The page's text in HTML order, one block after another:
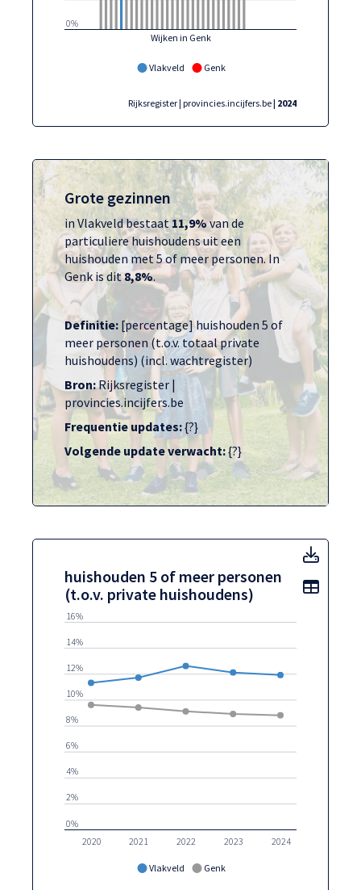
Vlakveld Genk
Wijken in Genk
0%
Rijksregister | provincies.incijfers.be| 2024
Grote gezinnen
in Vlakveld bestaat11,9%van de
particuliere huishoudens uit een
huishouden met 5 of meer personen. In
Genk is dit8,8%.
Definitie: [percentage] huishouden 5 of
meer personen (t.o.v. totaal private
huishoudens) (incl. wachtregister)
Bron:Rijksregister |
provincies.incijfers.be
Frequentie updates:{?}
Volgende update verwacht:{?}
huishouden 5 of meer personen
(t.o.v. private huishoudens)
Vlakveld Genk
2020 2021 2022 2023 2024
0%
2%
4%
6%
8%
10%
12%
14%
16%
Toon